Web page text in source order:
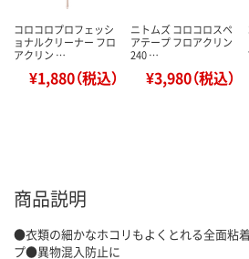
コロコロプロフェッシ
ョナルクリーナー フロ
アクリン …
¥1,880（税込）
ニトムズ コロコロスペ
アテープ フロアクリン
240 …
¥3,980（税込）
商品説明
●衣類の細かなホコリもよくとれる全面粘
プ●異物混入防止に